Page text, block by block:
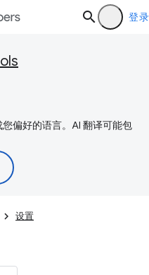
登录
偏好的语言。AI 翻译可能包
设置